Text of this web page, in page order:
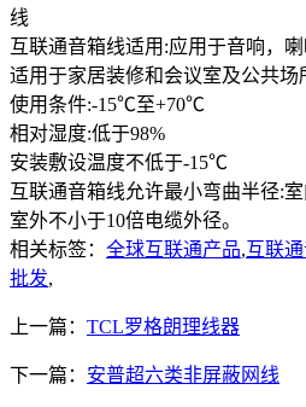
线
互联通音箱线适用:应用于音响，
适用于家居装修和会议室及公共场
使用条件:-15℃至+70℃
相对湿度:低于98%
安装敷设温度不低于-15℃
互联通音箱线允许最小弯曲半径:
室外不小于10倍电缆外径。
相关标签： 全球互联通产品,互联
批发,
上一篇： TCL罗格朗理线器
下一篇： 安普超六类非屏蔽网线